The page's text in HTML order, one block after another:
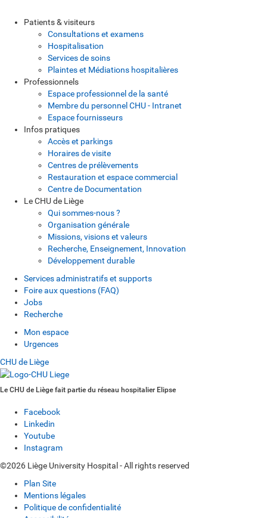
Patients & visiteurs
Consultations et examens
Hospitalisation
Services de soins
Plaintes et Médiations hospitalières
Professionnels
Espace professionnel de la santé
Membre du personnel CHU - Intranet
Espace fournisseurs
Infos pratiques
Accès et parkings
Horaires de visite
Centres de prélèvements
Restauration et espace commercial
Centre de Documentation
Le CHU de Liège
Qui sommes-nous ?
Organisation générale
Missions, visions et valeurs
Recherche, Enseignement, Innovation
Développement durable
Services administratifs et supports
Foire aux questions (FAQ)
Jobs
Recherche
Mon espace
Urgences
CHU de Liège
Le CHU de Liège fait partie du réseau hospitalier Elipse
Facebook
Linkedin
Youtube
Instagram
©2026 Liège University Hospital - All rights reserved
Plan Site
Mentions légales
Politique de confidentialité